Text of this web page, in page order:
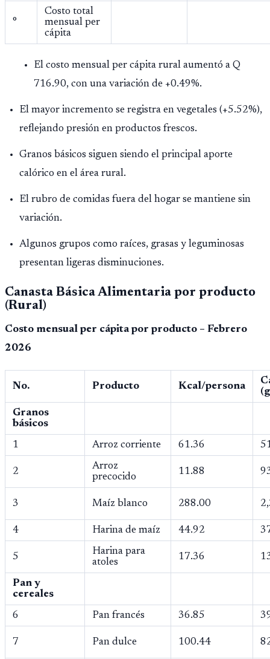
°
Costo total
mensual per
cápita
El costo mensual per cápita rural aumentó a Q
716.90, con una variación de +0.49%.
El mayor incremento se registra en vegetales (+5.52%),
reflejando presión en productos frescos.
Granos básicos siguen siendo el principal aporte
calórico en el área rural.
El rubro de comidas fuera del hogar se mantiene sin
variación.
Algunos grupos como raíces, grasas y leguminosas
presentan ligeras disminuciones.
Canasta Básica Alimentaria por producto
(Rural)
Costo mensual per cápita por producto – Febrero
2026
No. Producto Kcal/persona
Granos
básicos
1
Arroz corriente 61.36
2
Arroz
precocido
11.88
3 Maíz blanco 288.00
4 Harina de maíz 44.92
5
Harina para
atoles
17.36
Pan y
cereales
6
Pan francés 36.85
7 Pan dulce 100.44